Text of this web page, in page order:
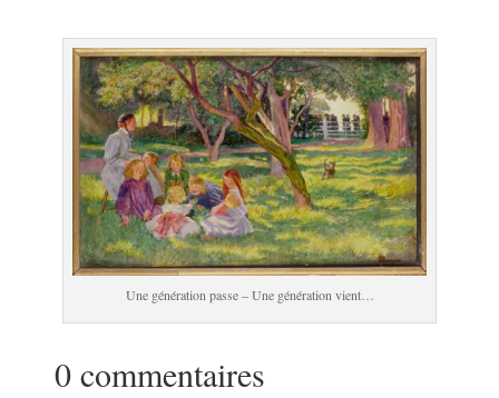
Une génération passe – Une génération vient…
0 commentaires